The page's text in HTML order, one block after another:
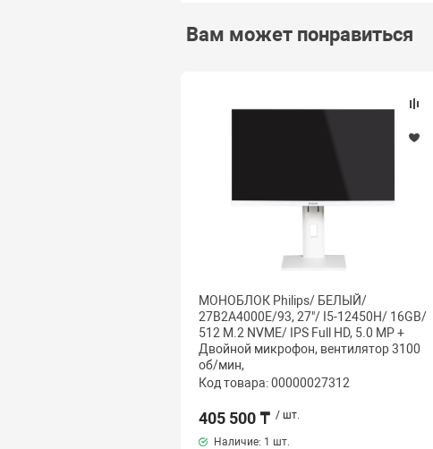
Вам может понравиться
МОНОБЛОК Philips/ БЕЛЫЙ/
27B2A4000E/93, 27"/ I5-12450H/ 16GB/
512 M.2 NVME/ IPS Full HD, 5.0 MP +
Двойной микрофон, вентилятор 3100
об/мин,
Код товара: 00000027312
405 500 ₸ / шт.
Наличие: 1 шт.